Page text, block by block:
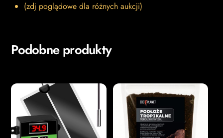
(zdj poglądowe dla różnych aukcji)
Podobne produkty